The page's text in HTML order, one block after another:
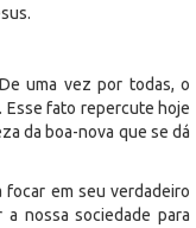
uma vez por todas, o
Esse fato repercute hoje
da boa-nova que se dá
focar em seu verdadeiro
nossa sociedade para